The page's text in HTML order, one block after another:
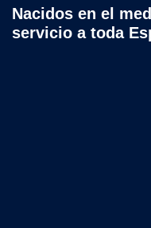
Nacidos en el
servicio a toda